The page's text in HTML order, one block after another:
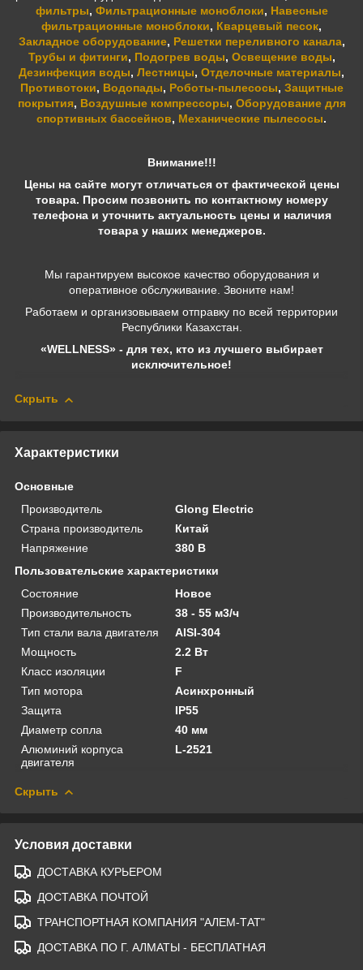
фильтры, Фильтрационные моноблоки, Навесные
фильтрационные моноблоки, Кварцевый песок,
Закладное оборудование, Решетки переливного канала,
Трубы и фитинги, Подогрев воды, Освещение воды,
Дезинфекция воды, Лестницы, Отделочные материалы,
Противотоки, Водопады, Роботы-пылесосы, Защитные
покрытия, Воздушные компрессоры, Оборудование для
спортивных бассейнов, Механические пылесосы.
Внимание!!!
Цены на сайте могут отличаться от фактической цены
товара. Просим позвонить по контактному номеру
телефона и уточнить актуальность цены и наличия
товара у наших менеджеров.
Мы гарантируем высокое качество оборудования и
оперативное обслуживание. Звоните нам!
Работаем и организовываем отправку по всей территории
Республики Казахстан.
«WELLNESS» - для тех, кто из лучшего выбирает
исключительное!
Скрыть
Характеристики
Основные
Производитель
Glong Electric
Страна производитель
Китай
Напряжение
380 В
Пользовательские характеристики
Состояние
Новое
Производительность
38 - 55 м3/ч
Тип стали вала двигателя
AISI-304
Мощность
2.2 Вт
Класс изоляции
F
Тип мотора
Асинхронный
Защита
IP55
Диаметр сопла
40 мм
Алюминий корпуса
двигателя
L-2521
Скрыть
Условия доставки
ДОСТАВКА КУРЬЕРОМ
ДОСТАВКА ПОЧТОЙ
ТРАНСПОРТНАЯ КОМПАНИЯ "АЛЕМ-ТАТ"
ДОСТАВКА ПО Г. АЛМАТЫ - БЕСПЛАТНАЯ